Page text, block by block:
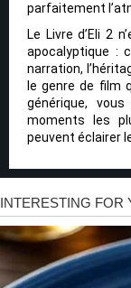
parfaitement
Le Livre d’Eli 2
apocalyptique :
narration,
le genre de film
générique,
moments les
peuvent éclairer